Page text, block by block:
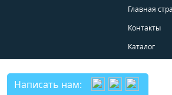
Главная
Контакты
Каталог
Написать нам: